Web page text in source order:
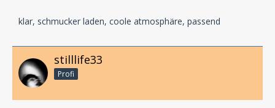
klar, schmucker laden, coole atmosphäre, passend
stilllife33
Profi